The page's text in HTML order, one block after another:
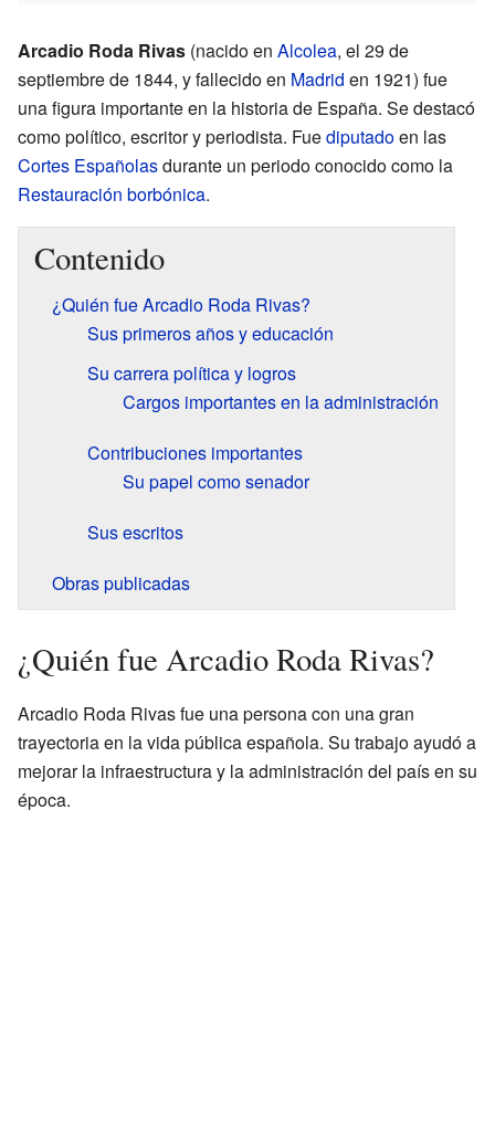
Arcadio Roda Rivas (nacido en Alcolea, el 29 de
septiembre de 1844, y fallecido en Madrid en 1921) fue
una figura importante en la historia de España. Se destacó
como político, escritor y periodista. Fuediputadoen las
Cortes Españolasdurante un periodo conocido como la
Restauración borbónica.
Contenido
¿Quién fue Arcadio Roda Rivas?
Sus primeros años y educación
Su carrera política y logros
Cargos importantes en la administración
Contribuciones importantes
Su papel como senador
Sus escritos
Obras publicadas
¿Quién fue Arcadio Roda Rivas?
Arcadio Roda Rivas fue una persona con una gran
trayectoria en la vida pública española. Su trabajo ayudó a
mejorar la infraestructura y la administración del país en su
época.